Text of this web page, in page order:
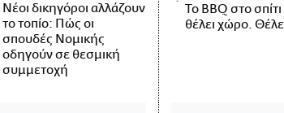
Νέοι δικηγόροι αλλάζουν
το τοπίο: Πώς οι
σπουδές Νομικής
οδηγούν σε θεσμική
συμμετοχή
Το BBQ στο
θέλει χώρο.